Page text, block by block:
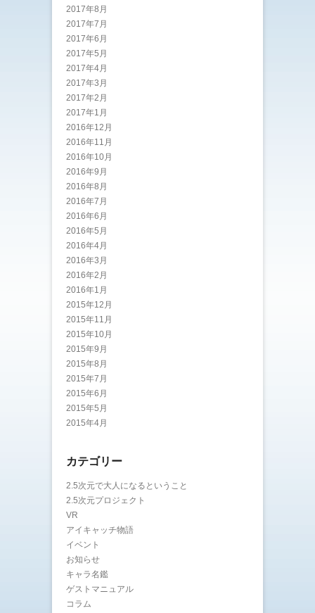
2017年8月
2017年7月
2017年6月
2017年5月
2017年4月
2017年3月
2017年2月
2017年1月
2016年12月
2016年11月
2016年10月
2016年9月
2016年8月
2016年7月
2016年6月
2016年5月
2016年4月
2016年3月
2016年2月
2016年1月
2015年12月
2015年11月
2015年10月
2015年9月
2015年8月
2015年7月
2015年6月
2015年5月
2015年4月
カテゴリー
2.5次元で大人になるということ
2.5次元プロジェクト
VR
アイキャッチ物語
イベント
お知らせ
キャラ名鑑
ゲストマニュアル
コラム